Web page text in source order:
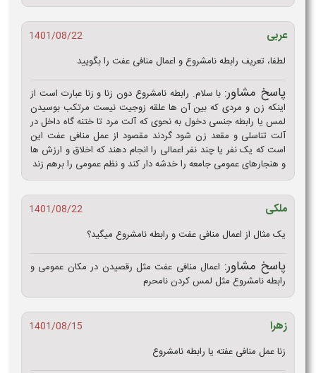
عربی
1401/08/22
لطفا، تعریف رابطه نامشروع و اعمال منافی عفت را بگویید
پاسخ مشاور: با سلام. رابطه نامشروع دون زنا و زنا عبارت است از
اینکه زن و مردی که بین آن ها علقه زوجیت نیست مرتکب بوسیدن
لمس یا رابطه جنسی دخول به نحوی که آلت مرد تا ختنه گاه داخل در
آلت تناسلی و مقعد زن شود گردند مقصود از عمل منافی عفت این
است که یک نفر یا چند نفر اعمالی را انجام دهند که اخلاق و ارزش ها
و هنجارهای عمومی جامعه را خدشه دار کند و نظم عمومی را برهم زند
ملکی
1401/08/22
یک مثال از اعمال منافی عفت و رابطه نامشروع میگید؟
پاسخ مشاور: اعمال منافی عفت مثل رقصیدن در مکان عمومی و
رابطه نامشروع مثل لمس کردن نامحرم
زهرا
1401/08/15
زنا عمل منافی عفته یا رابطه نامشروع